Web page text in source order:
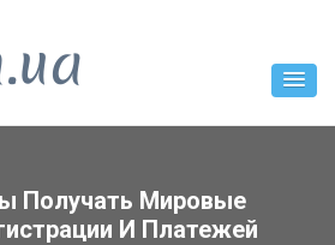
Получать Мировые
И Платежей